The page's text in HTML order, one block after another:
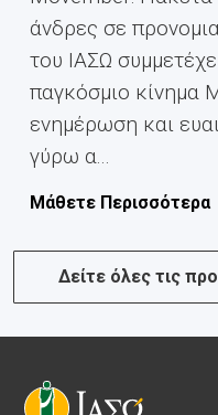
άνδρες σε
του ΙΑΣΩ
παγκόσμιο κίνημα
ενημέρωση και
γύρω α...
Μάθετε Περισσότερα
Δείτε όλες τις